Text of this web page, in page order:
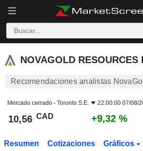
NOVAGOLD RESOURCES
Recomendaciones analistas
Mercado cerrado - Toronto S.E. 22:00:00 07/08/
10,56 CAD +9,32 %
Resumen Cotizaciones Gráficos